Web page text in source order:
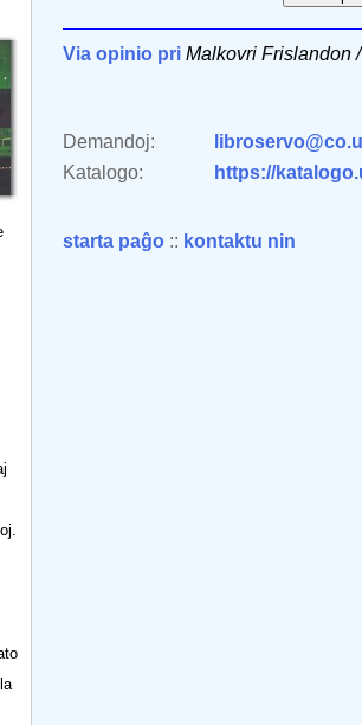
Via opinio pri Malkovri Frislandon
Demandoj:
Katalogo:
https://
starta paĝo :: kontaktu nin